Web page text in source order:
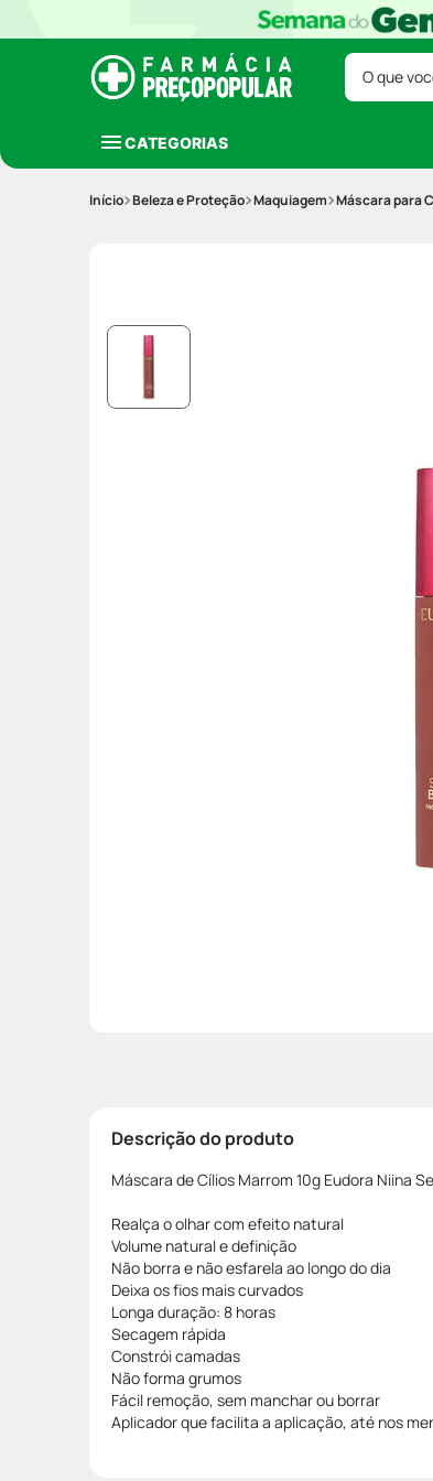
O que
CATEGORIAS
Beleza e Proteção Maquiagem Máscara para
Descrição do produto
Máscara de Cílios Marrom 10g Eudora Niina
Realça o olhar com efeito natural
Volume natural e definição
Não borra e não esfarela ao longo do dia
Deixa os fios mais curvados
Longa duração: 8 horas
Secagem rápida
Constrói camadas
Não forma grumos
Fácil remoção, sem manchar ou borrar
Aplicador que facilita a aplicação, até nos